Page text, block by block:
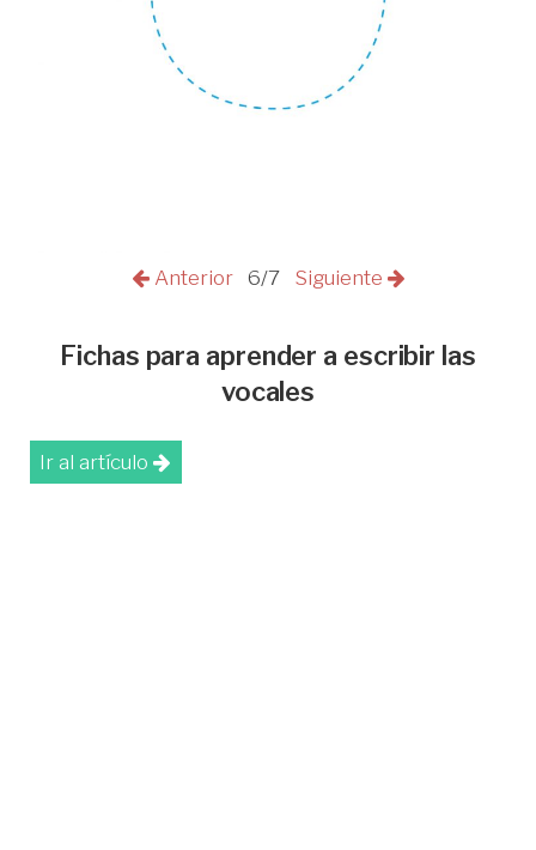
Anterior 6/7 Siguiente
Fichas para aprender a escribir las
vocales
Ir al artículo